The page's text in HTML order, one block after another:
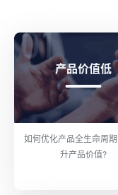
产品价值低
如何优化产品全生命周
升产品价值?